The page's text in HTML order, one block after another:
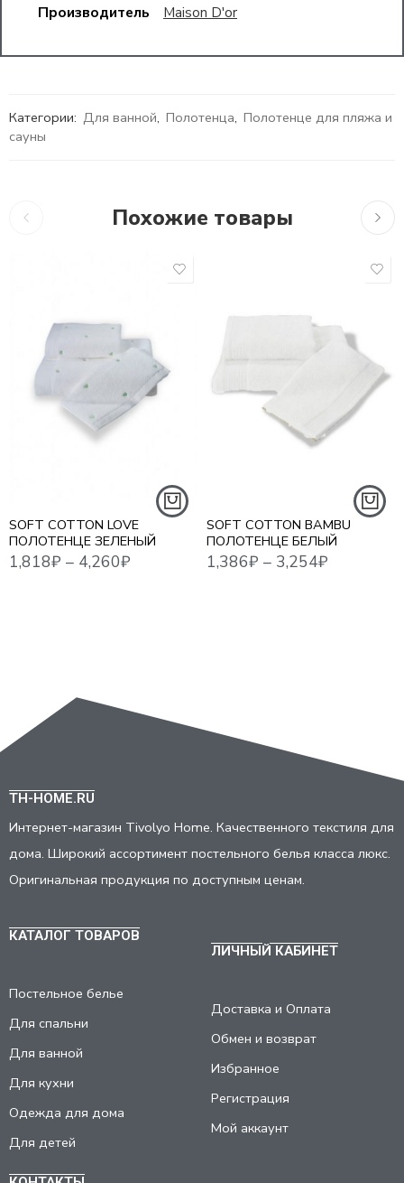
Производитель
Maison D'or
Категории: Для ванной, Полотенца, Полотенце для пляжа и
сауны
Похожие товары
SOFT COTTON LOVE
ПОЛОТЕНЦЕ ЗЕЛЕНЫЙ
1,818₽–
SOFT COTTON BAMBU
ПОЛОТЕНЦЕ БЕЛЫЙ
1,386₽–3,254
TH-HOME.RU
Интернет-магазин Tivolyo Home. Качественного текстиля для
дома. Широкий ассортимент постельного белья класса люкс.
Оригинальная продукция по доступным ценам.
КАТАЛОГ ТОВАРОВ
Постельное белье
Для спальни
Для ванной
Для кухни
Одежда для дома
Для детей
ЛИЧНЫЙ КАБИНЕТ
Доставка и Оплата
Обмен и возврат
Избранное
Регистрация
Мой аккаунт